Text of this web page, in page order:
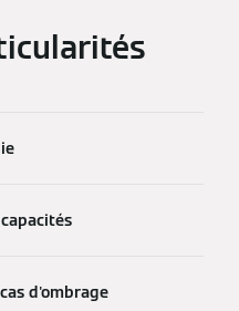
d'ombrage